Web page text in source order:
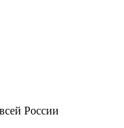
России